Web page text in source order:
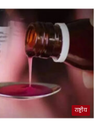
राष्ट्रीय